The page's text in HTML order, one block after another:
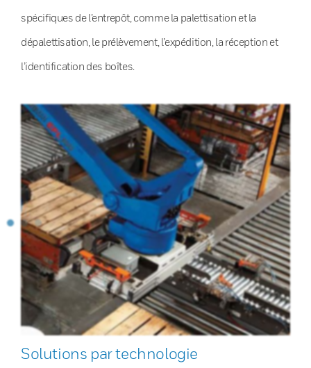
spécifiques de l’entrepôt, comme la palettisation et la
dépalettisation, le prélèvement, l’expédition, la réception et
l’identification des boîtes.
Solutions par technologie